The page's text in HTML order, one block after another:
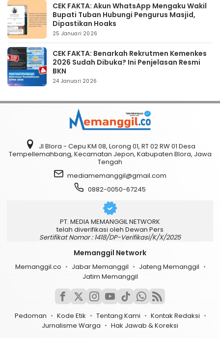
CEK FAKTA: Akun WhatsApp Mengaku Wakil
Bupati Tuban Hubungi Pengurus Masjid,
Dipastikan Hoaks
25 Januari 2026
CEK FAKTA: Benarkah Rekrutmen Kemenkes
2026 Sudah Dibuka? Ini Penjelasan Resmi
BKN
24 Januari 2026
Jl Blora - Cepu KM 08, Lorong 01, RT 02 RW 01 Desa
Tempellemahbang, Kecamatan Jepon, Kabupaten Blora, Jawa
Tengah
mediamemanggil@gmail.com
0882-0050-67245
PT. MEDIA MEMANGGIL NETWORK
telah diverifikasi oleh Dewan Pers
Sertifikat Nomor : 1418/DP-Verifikasi/K/X/2025
Memanggil Network
Memanggil.co Jabar Memanggil
Jateng Memanggil
Jatim Memanggil
Pedoman Kode Etik Tentang Kami
Kontak Redaksi
Jurnalisme Warga
Hak Jawab & Koreksi